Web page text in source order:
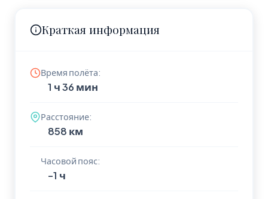
Краткая информация
Время полёта:
1 ч 36 мин
Расстояние:
858 км
Часовой пояс:
-1 ч